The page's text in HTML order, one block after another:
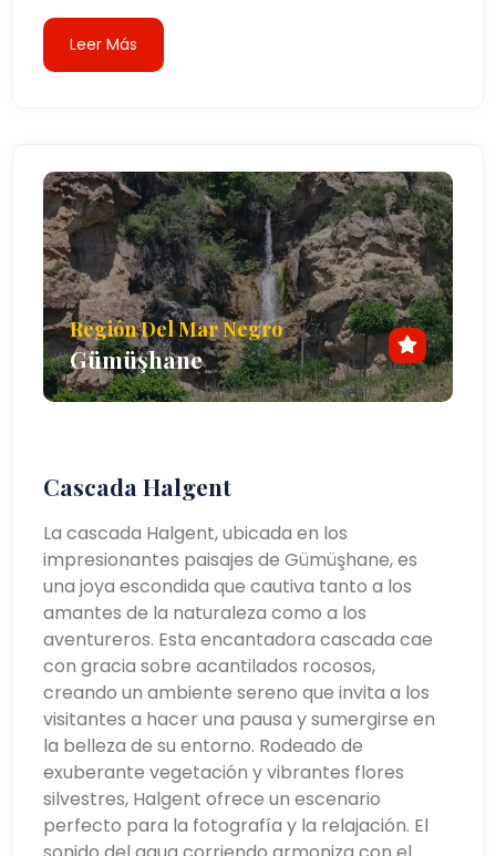
Leer Más
Región Del Mar Negro
Gümüşhane
Cascada Halgent
La cascada Halgent, ubicada en los
impresionantes paisajes de Gümüşhane, es
una joya escondida que cautiva tanto a los
amantes de la naturaleza como a los
aventureros. Esta encantadora cascada cae
con gracia sobre acantilados rocosos,
creando un ambiente sereno que invita a los
visitantes a hacer una pausa y sumergirse en
la belleza de su entorno. Rodeado de
exuberante vegetación y vibrantes flores
silvestres, Halgent ofrece un escenario
perfecto para la fotografía y la relajación. El